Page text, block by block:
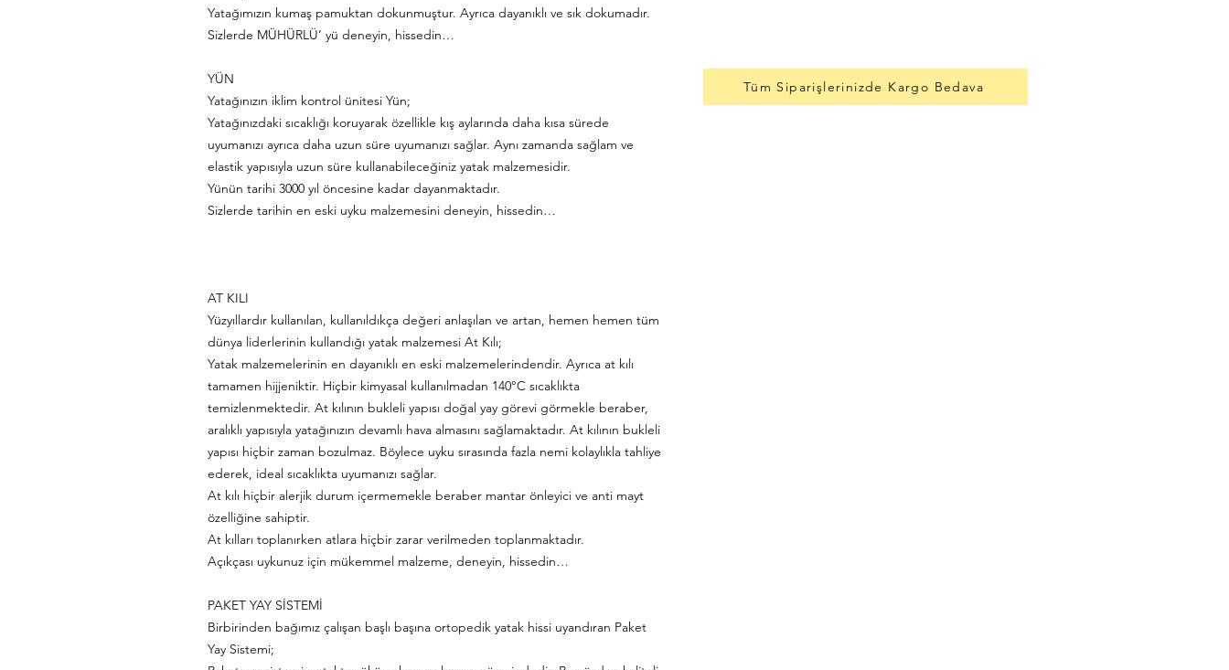
Yatağımızın kumaş pamuktan dokunmuştur. Ayrıca dayanıklı ve sık dokumadır.
Sizlerde MÜHÜRLÜ’ yü deneyin, hissedin…
YÜN
Yatağınızın iklim kontrol ünitesi Yün;
Yatağınızdaki sıcaklığı koruyarak özellikle kış aylarında daha kısa sürede
uyumanızı ayrıca daha uzun süre uyumanızı sağlar. Aynı zamanda sağlam ve
elastik yapısıyla uzun süre kullanabileceğiniz yatak malzemesidir.
Yünün tarihi 3000 yıl öncesine kadar dayanmaktadır.
Sizlerde tarihin en eski uyku malzemesini deneyin, hissedin…
AT KILI
Yüzyıllardır kullanılan, kullanıldıkça değeri anlaşılan ve artan, hemen hemen tüm
dünya liderlerinin kullandığı yatak malzemesi At Kılı;
Yatak malzemelerinin en dayanıklı en eski malzemelerindendir. Ayrıca at kılı
tamamen hijjeniktir. Hiçbir kimyasal kullanılmadan 140°C sıcaklıkta
temizlenmektedir. At kılının bukleli yapısı doğal yay görevi görmekle beraber,
aralıklı yapısıyla yatağınızın devamlı hava almasını sağlamaktadır. At kılının bukleli
yapısı hiçbir zaman bozulmaz. Böylece uyku sırasında fazla nemi kolaylıkla tahliye
ederek, ideal sıcaklıkta uyumanızı sağlar.
At kılı hiçbir alerjik durum içermemekle beraber mantar önleyici ve anti mayt
özelliğine sahiptir.
At kılları toplanırken atlara hiçbir zarar verilmeden toplanmaktadır.
Açıkçası uykunuz için mükemmel malzeme, deneyin, hissedin…
PAKET YAY SİSTEMİ
Birbirinden bağımız çalışan başlı başına ortopedik yatak hissi uyandıran Paket
Yay Sistemi;
Tüm Siparişlerinizde Kargo Bedava